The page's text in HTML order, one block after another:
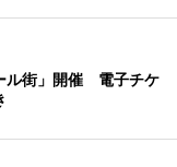
ル街」開催 電子チケ